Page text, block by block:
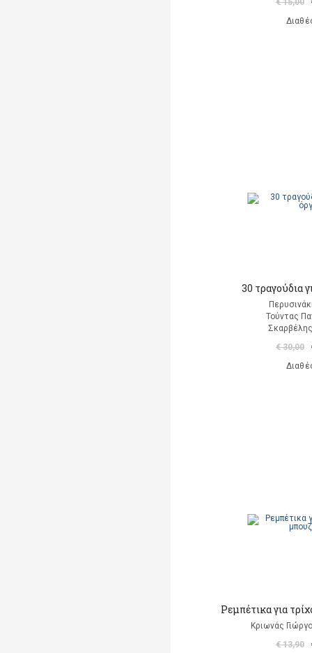
€ 15,00
30 τραγούδια
Τούντας
€ 30,00
Ρεμπέτικα για
Κριωνάς
€ 13,90